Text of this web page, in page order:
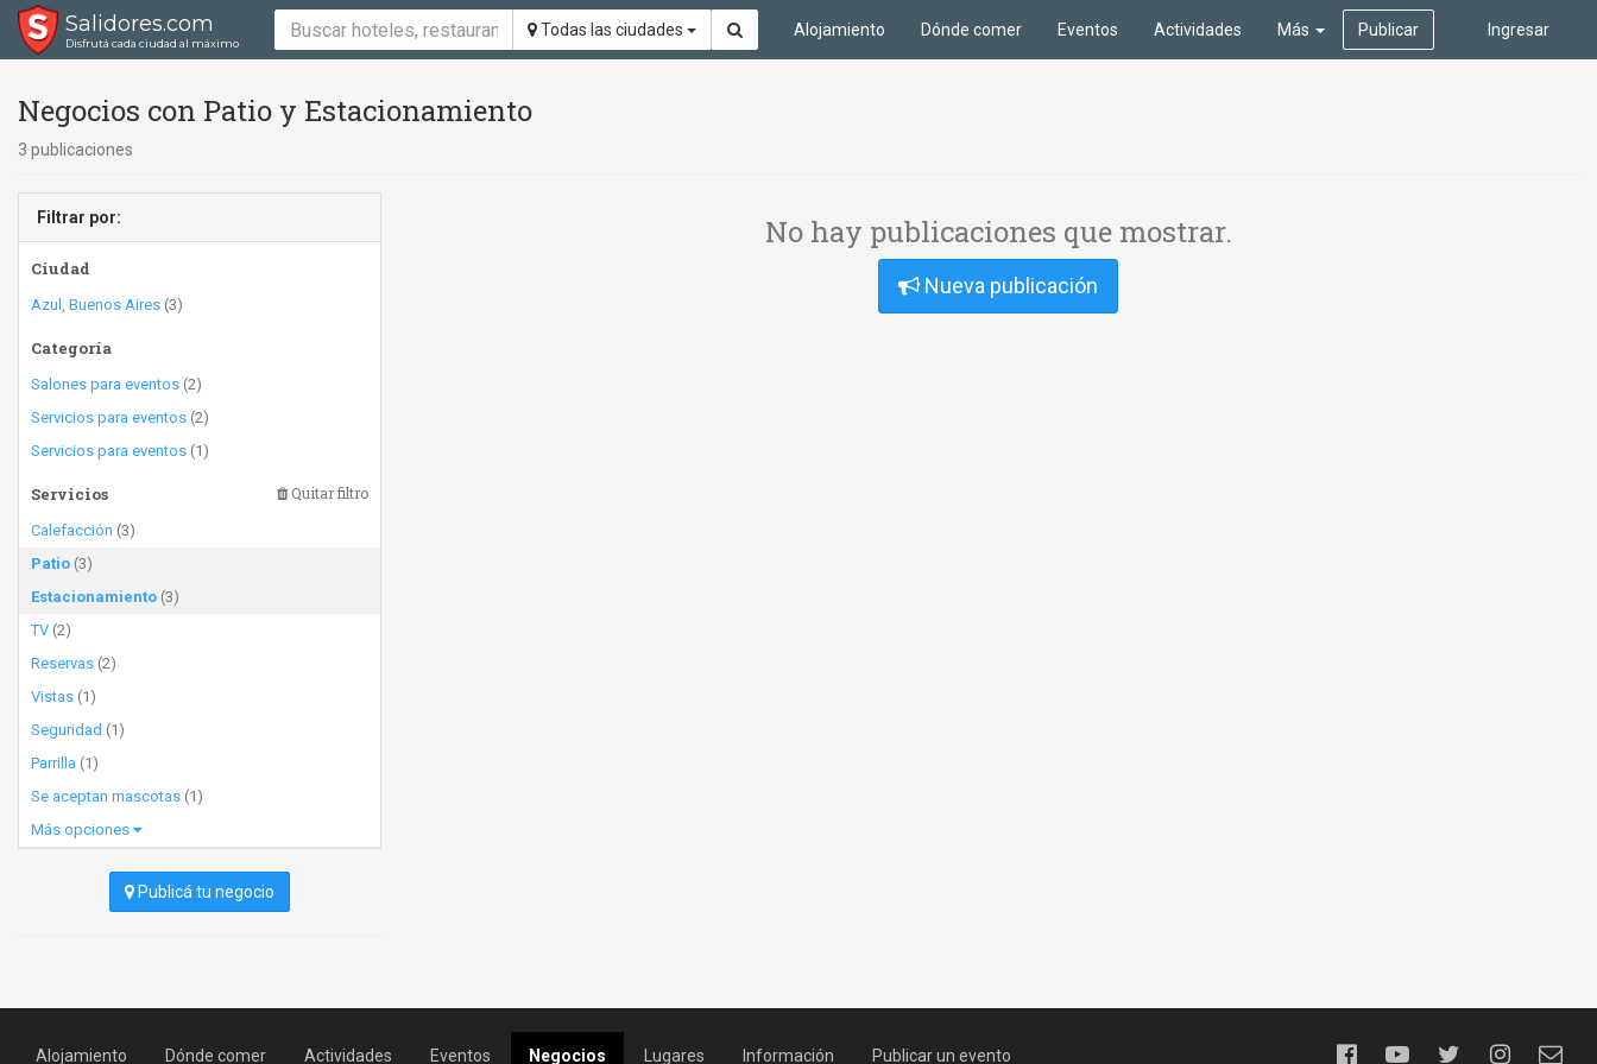
Salidores.com
Disfrutá cada ciudad al máximo
Todas las ciudades Ingresar
Alojamiento Dónde comer Eventos Actividades Más Publicar
Negocios con Patio y Estacionamiento
3 publicaciones
Filtrar por:
Ciudad
Azul, Buenos Aires (3)
Categoría
Salones para eventos (2)
Servicios para eventos (2)
Servicios para eventos (1)
Servicios Quitar filtro
Calefacción (3)
Patio (3)
Estacionamiento (3)
TV (2)
Reservas (2)
Vistas (1)
Seguridad (1)
Parrilla (1)
Se aceptan mascotas (1)
Más opciones
Publicá tu negocio
No hay publicaciones que mostrar.
Nueva publicación
Alojamiento Dónde comer Actividades Eventos Negocios Lugares Información Publicar un evento